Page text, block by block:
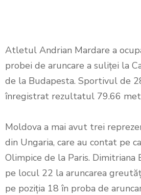
Atletul Andrian Mardare a
probei de aruncare a suliței la
de la Budapesta. Sportivul de
înregistrat rezultatul 79.66
Moldova a mai avut trei
din Ungaria, care au contat pe
Olimpice de la Paris. Dimitriana
pe locul 22 la aruncarea
pe poziția 18 în proba de